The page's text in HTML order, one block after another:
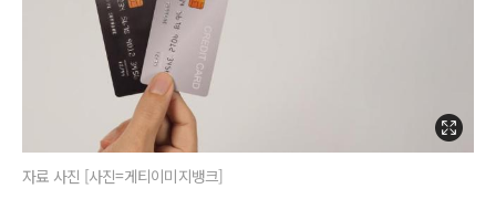
자료 사진 [사진=게티이미지뱅크]